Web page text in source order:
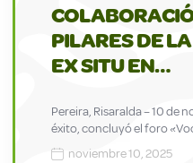
PILARES DE
EX SITU EN…
Pereira, Risaralda – 10 de
éxito, concluyó el foro
noviembre 10, 2025